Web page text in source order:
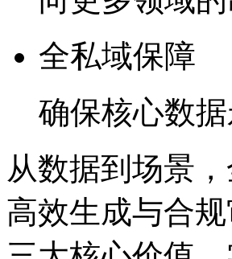
全私域保障
确保核心数
从数据到场景
高效生成与合